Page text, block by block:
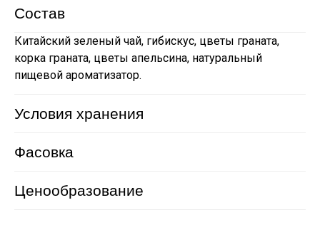
Состав
Китайский зеленый чай, гибискус, цветы граната,
корка граната, цветы апельсина, натуральный
пищевой ароматизатор.
Условия хранения
Фасовка
Ценообразование